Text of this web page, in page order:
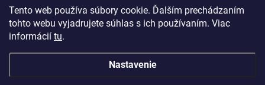
Tento web používa súbory cookie. Ďalším prechádzaním
tohto webu vyjadrujete súhlas s ich používaním. Viac
informácií tu.
Nastavenie
Obchodné podmienky
IVPA-OKNA - zmluvný partner